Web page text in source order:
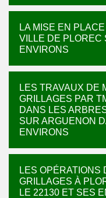
LA MISE EN
VILLE DE PLOREC
ENVIRONS
LES TRAVAUX DE
GRILLAGES PAR
DANS LES
SUR ARGUENON
ENVIRONS
LES OPÉRATIONS
GRILLAGES À
LE 22130 ET SES